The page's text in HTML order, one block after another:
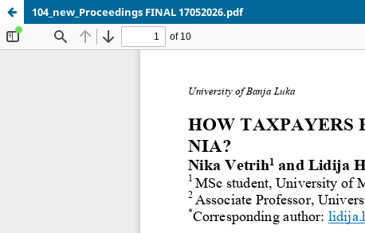
104_new_Proceedings FINAL 17052026.pdf